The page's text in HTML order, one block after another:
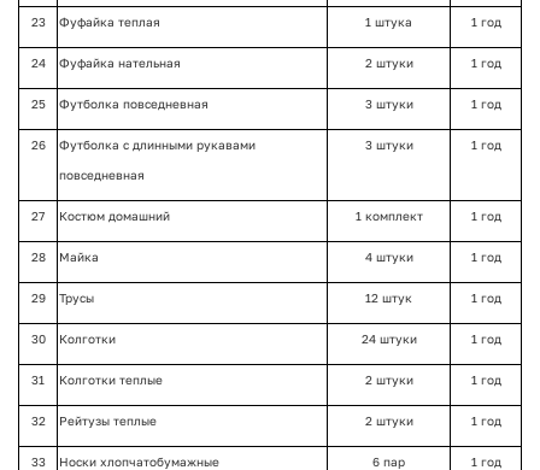
23 Фуфайка теплая 1 штука 1 год
24 Фуфайка нательная 2 штуки 1 год
25 Футболка повседневная 3 штуки 1 год
26 Футболка с длинными рукавами
повседневная
3 штуки 1 год
27 Костюм домашний 1 комплект 1 год
28 Майка 4 штуки 1 год
29 Трусы 12 штук 1 год
30 Колготки 24 штуки 1 год
31 Колготки теплые 2 штуки 1 год
32 Рейтузы теплые 2 штуки 1 год
33 Носки хлопчатобумажные 6 пар 1 год